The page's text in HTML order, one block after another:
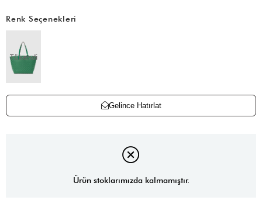
Renk Seçenekleri
Tükendi
Gelince Hatırlat
Ürün stoklarımızda kalmamıştır.